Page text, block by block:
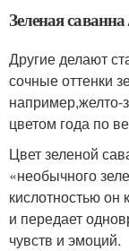
Зеленая
Другие делают
сочные оттенки
например,желто-
цветом года по
Цвет зеленой
«необычного
кислотностью он
и передает
чувств и эмоций.